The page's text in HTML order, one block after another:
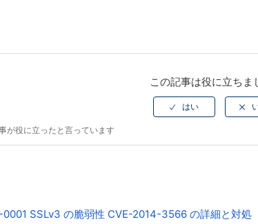
この記事は役に立ちま
が役に立ったと言っています
SSLv3 の脆弱性 CVE-2014-3566 の詳細と対処